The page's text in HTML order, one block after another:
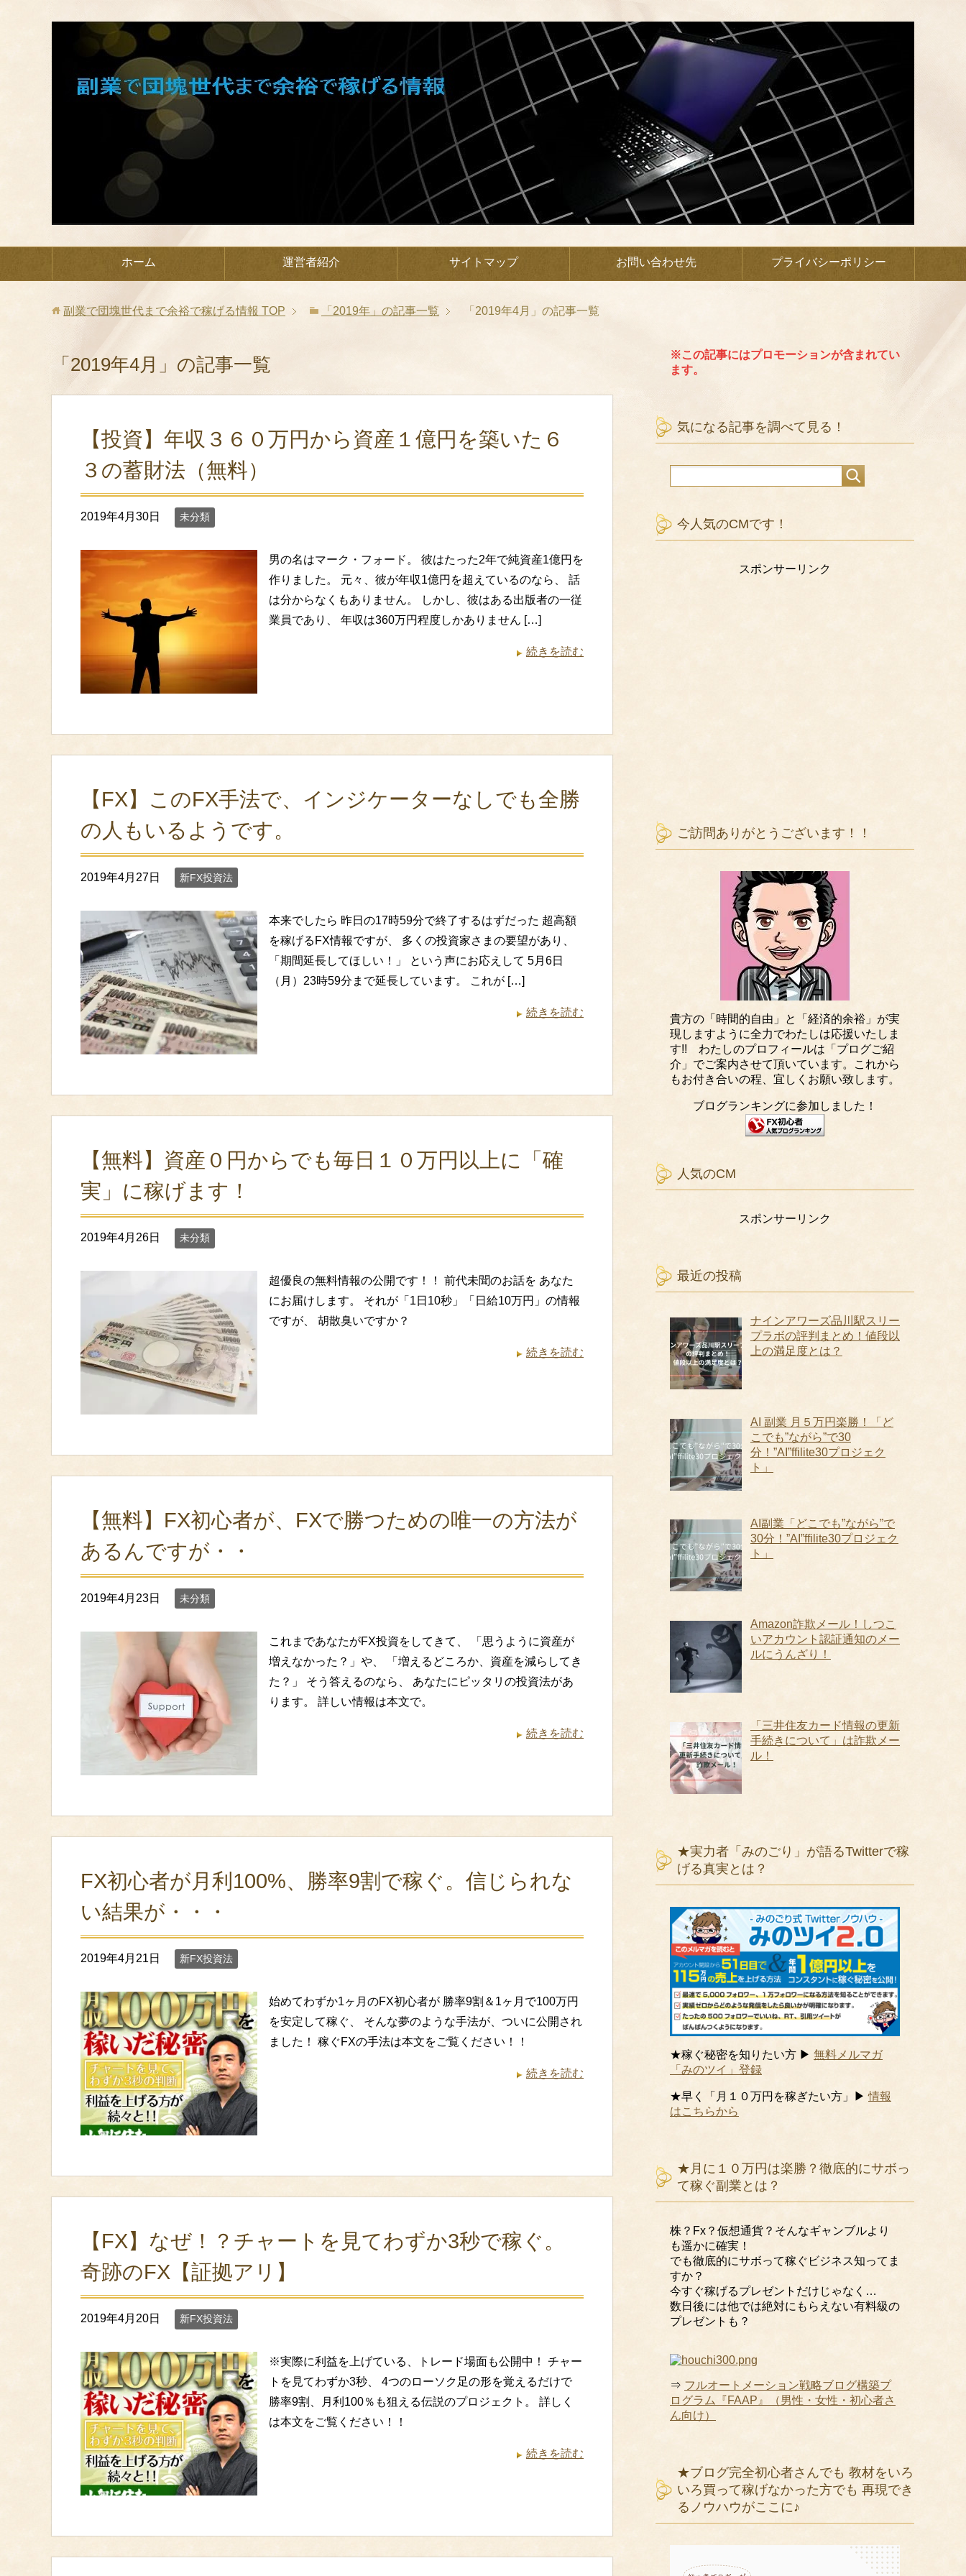
ホーム 運営者紹介 サイトマップ お問い合わせ先 プライバシーポリシー
副業で団塊世代まで余裕で稼げる情報 TOP 「2019年」の記事一覧 「2019年4月」の記事一覧
「2019年4月」の記事一覧
【投資】年収３６０万円から資産１億円を築いた６
３の蓄財法（無料）
2019年4月30日 未分類
男の名はマーク・フォード。 彼はたった2年で純資産1億円を
作りました。 元々、彼が年収1億円を超えているのなら、 話
は分からなくもありません。 しかし、彼はある出版者の一従
業員であり、 年収は360万円程度しかありません […]
続きを読む
【FX】このFX手法で、インジケーターなしでも全勝
の人もいるようです。
2019年4月27日 新FX投資法
本来でしたら 昨日の17時59分で終了するはずだった 超高額
を稼げるFX情報ですが、 多くの投資家さまの要望があり、
「期間延長してほしい！」 という声にお応えして 5月6日
（月）23時59分まで延長しています。 これが […]
続きを読む
【無料】資産０円からでも毎日１０万円以上に「確
実」に稼げます！
2019年4月26日 未分類
超優良の無料情報の公開です！！ 前代未聞のお話を あなた
にお届けします。 それが「1日10秒」「日給10万円」の情報
ですが、 胡散臭いですか？
続きを読む
【無料】FX初心者が、FXで勝つための唯一の方法が
あるんですが・・
2019年4月23日 未分類
これまであなたがFX投資をしてきて、 「思うように資産が
増えなかった？」や、 「増えるどころか、資産を減らしてき
た？」 そう答えるのなら、 あなたにピッタリの投資法があ
ります。 詳しい情報は本文で。
続きを読む
FX初心者が月利100%、勝率9割で稼ぐ。信じられな
い結果が・・・
2019年4月21日 新FX投資法
始めてわずか1ヶ月のFX初心者が 勝率9割＆1ヶ月で100万円
を安定して稼ぐ、 そんな夢のような手法が、ついに公開され
ました！ 稼ぐFXの手法は本文をご覧ください！！
続きを読む
【FX】なぜ！？チャートを見てわずか3秒で稼ぐ。
奇跡のFX【証拠アリ】
2019年4月20日 新FX投資法
※実際に利益を上げている、トレード場面も公開中！ チャー
トを見てわずか3秒、 4つのローソク足の形を覚えるだけで
勝率9割、月利100％も狙える伝説のプロジェクト。 詳しく
は本文をご覧ください！！
続きを読む
※この記事にはプロモーションが含まれてい
ます。
気になる記事を調べて見る！
今人気のCMです！
スポンサーリンク
ご訪問ありがとうございます！！
貴方の「時間的自由」と「経済的余裕」が実
現しますように全力でわたしは応援いたしま
す!! わたしのプロフィールは「プログご紹
介」でご案内させて頂いています。これから
もお付き合いの程、宜しくお願い致します。
ブログランキングに参加しました！
人気のCM
スポンサーリンク
最近の投稿
ナインアワーズ品川駅スリー
プラボの評判まとめ！値段以
上の満足度とは？
AI 副業 月５万円楽勝！「ど
こでも”ながら”で30
分！”AI”ffilite30プロジェク
ト」
AI副業「どこでも”ながら”で
30分！”AI”ffilite30プロジェク
ト」
Amazon詐欺メール！しつこ
いアカウント認証通知のメー
ルにうんざり！
「三井住友カード情報の更新
手続きについて」は詐欺メー
ル！
★実力者「みのごり」が語るTwitterで稼
げる真実とは？
★稼ぐ秘密を知りたい方 ▶ 無料メルマガ
「みのツイ」登録
★早く「月１０万円を稼ぎたい方」▶情報
はこちらから
★月に１０万円は楽勝？徹底的にサボっ
て稼ぐ副業とは？
株？Fx？仮想通貨？そんなギャンブルより
も遥かに確実！
でも徹底的にサボって稼ぐビジネス知ってま
すか？
今すぐ稼げるプレゼントだけじゃなく…
数日後には他では絶対にもらえない有料級の
プレゼントも？
⇒ フルオートメーション戦略ブログ構築プ
ログラム『FAAP』（男性・女性・初心者さ
ん向け）
★ブログ完全初心者さんでも 教材をいろ
いろ買って稼げなかった方でも 再現でき
るノウハウがここに♪